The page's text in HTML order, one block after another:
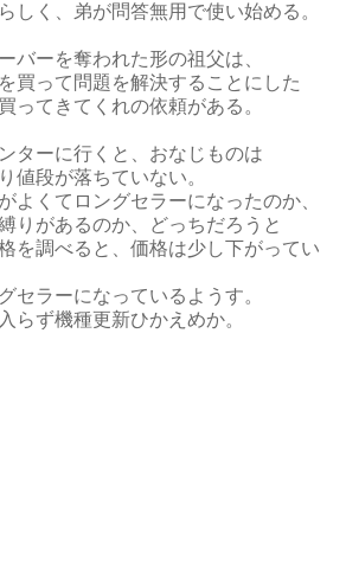
しく、弟が問答無用で使い始める。
バーを奪われた形の祖父は、
買って問題を解決することにした
ってきてくれの依頼がある。
ターに行くと、おなじものは
値段が落ちていない。
よくてロングセラーになったのか、
りがあるのか、どっちだろうと
を調べると、価格は少し下がってい
セラーになっているようす。
らず機種更新ひかえめか。